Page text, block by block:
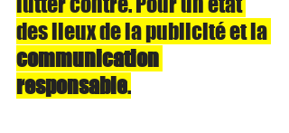
des lieux de la publicité et la
communication
responsable.